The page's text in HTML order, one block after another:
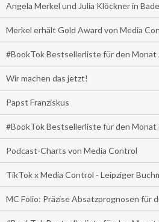
Angela Merkel und Julia Klöckner in
Merkel erhält Gold Award von Media
#BookTok Bestsellerliste für den Monat
Wir machen das jetzt!
Papst Franziskus
#BookTok Bestsellerliste für den Monat
Podcast-Charts von Media Control
TikTok x Media Control - Leipziger
MC Folio: Präzise Absatzprognosen für